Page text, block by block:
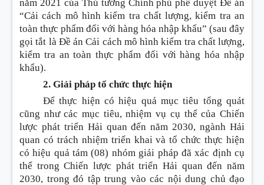
năm 2021 của Thủ tướng Chính phủ phê duyệt Đề án
“Cải cách mô hình kiểm tra chất lượng, kiểm tra an
toàn thực phẩm đối với hàng hóa nhập khẩu” (sau đây
gọi tắt là Đề án Cải cách mô hình kiểm tra chất lượng,
kiểm tra an toàn thực phẩm đối với hàng hóa nhập
khẩu).
2. Giải pháp tổ chức thực hiện
Để thực hiện có hiệu quả mục tiêu tổng quát
cũng như các mục tiêu, nhiệm vụ cụ thể của Chiến
lược phát triển Hải quan đến năm 2030, ngành Hải
quan có trách nhiệm triển khai và tổ chức thực hiện
có hiệu quả tám (08) nhóm giải pháp đã xác định cụ
thể trong Chiến lược phát triển Hải quan đến năm
2030, trong đó tập trung vào các nội dung chủ đạo